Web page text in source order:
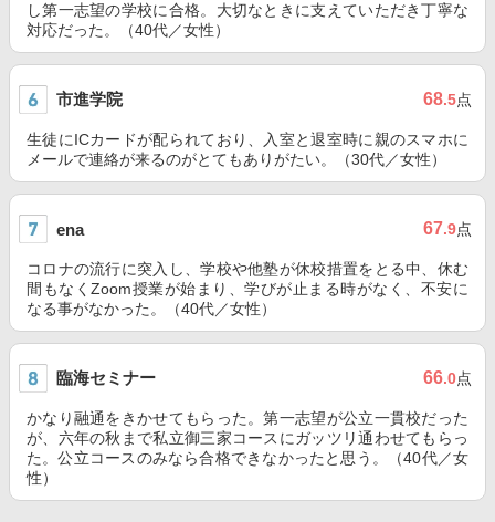
し第一志望の学校に合格。大切なときに支えていただき丁寧な
対応だった。（40代／女性）
市進学院 68.5点
生徒にICカードが配られており、入室と退室時に親のスマホに
メールで連絡が来るのがとてもありがたい。（30代／女性）
ena 67.9点
コロナの流行に突入し、学校や他塾が休校措置をとる中、休む
間もなくZoom授業が始まり、学びが止まる時がなく、不安に
なる事がなかった。（40代／女性）
臨海セミナー 66.0点
かなり融通をきかせてもらった。第一志望が公立一貫校だった
が、六年の秋まで私立御三家コースにガッツリ通わせてもらっ
た。公立コースのみなら合格できなかったと思う。（40代／女
性）